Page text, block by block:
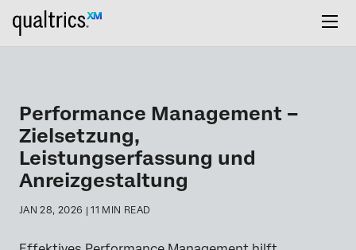
Performance Management –
Zielsetzung,
Leistungserfassung und
Anreizgestaltung
JAN 28, 2026 | 11 MIN READ